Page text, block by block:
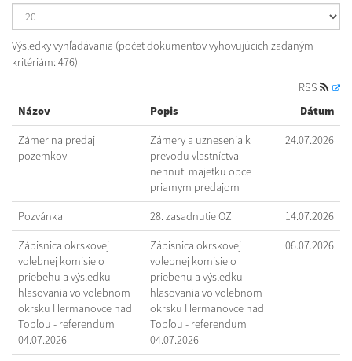
Výsledky vyhľadávania (počet dokumentov vyhovujúcich zadaným
kritériám: 476)
RSS
Názov
Popis Dátum
Zámer na predaj
pozemkov
Zámery a uznesenia k
prevodu vlastníctva
nehnut. majetku obce
priamym predajom
24.07.2026
Pozvánka 28. zasadnutie OZ 14.07.2026
Zápisnica okrskovej
volebnej komisie o
priebehu a výsledku
hlasovania vo volebnom
okrsku Hermanovce nad
Topľou - referendum
04.07.2026
Zápisnica okrskovej
volebnej komisie o
priebehu a výsledku
hlasovania vo volebnom
okrsku Hermanovce nad
Topľou - referendum
04.07.2026
06.07.2026